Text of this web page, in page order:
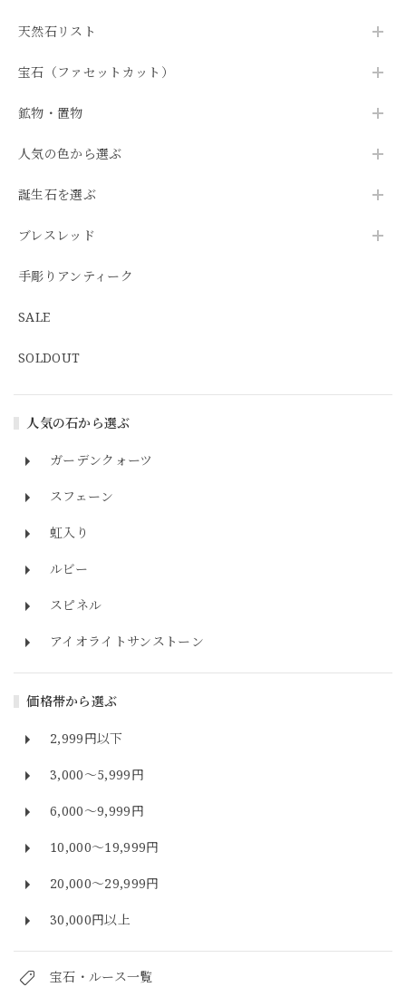
天然石リスト
宝石（ファセットカット）
鉱物・置物
人気の色から選ぶ
誕生石を選ぶ
ブレスレッド
手彫りアンティーク
SALE
SOLDOUT
人気の石から選ぶ
ガーデンクォーツ
スフェーン
虹入り
ルビー
スピネル
アイオライトサンストーン
価格帯から選ぶ
2,999円以下
3,000～5,999円
6,000～9,999円
10,000～19,999円
20,000～29,999円
30,000円以上
宝石・ルース一覧